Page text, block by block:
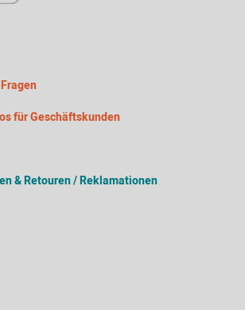
für Geschäftskunden
& Retouren / Reklamationen